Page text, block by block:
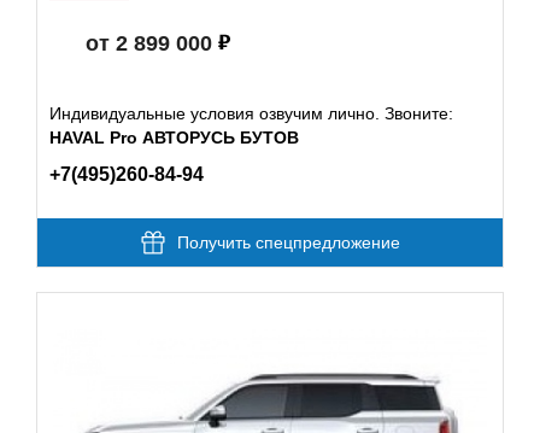
от 2 899 000
Индивидуальные условия озвучим лично. Звоните:
HAVAL Pro АВТОРУСЬ БУТОВ
+7(495)260-84-94
Получить спецпредложение